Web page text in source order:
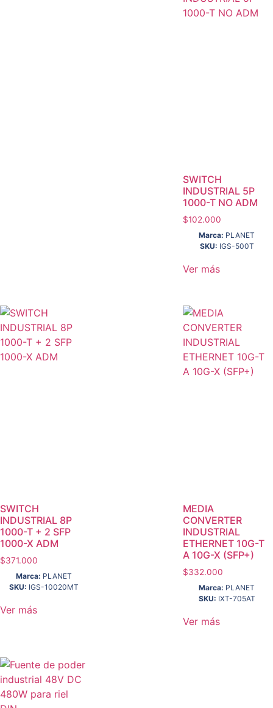
SWITCH
INDUSTRIAL 5P
1000-T NO ADM
$102.000
Marca: PLANET
SKU: IGS-500T
Ver más
SWITCH
INDUSTRIAL 8P
1000-T + 2 SFP
1000-X ADM
$371.000
Marca: PLANET
SKU: IGS-10020MT
Ver más
MEDIA
CONVERTER
INDUSTRIAL
ETHERNET 10G-T
A 10G-X (SFP+)
$332.000
Marca: PLANET
SKU: IXT-705AT
Ver más